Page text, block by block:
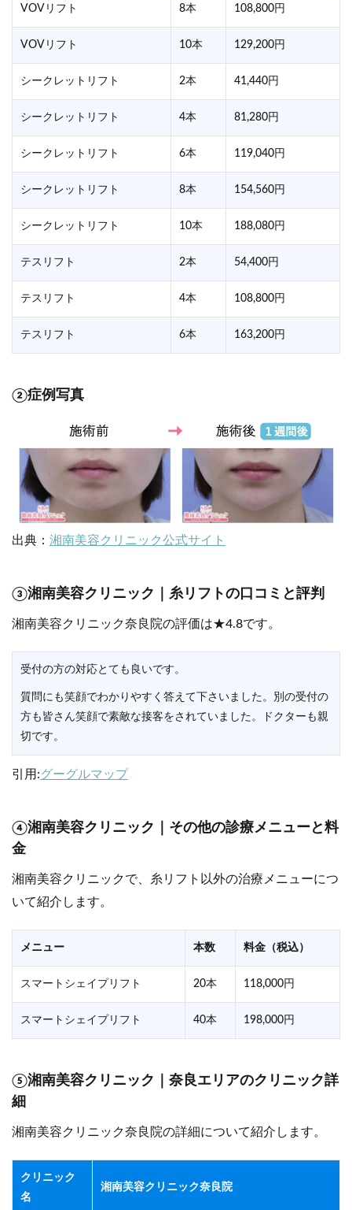
VOVリフト 8本 108,800円
VOVリフト 10本 129,200円
シークレットリフト 2本 41,440円
シークレットリフト 4本 81,280円
シークレットリフト 6本 119,040円
シークレットリフト 8本 154,560円
シークレットリフト 10本 188,080円
テスリフト 2本 54,400円
テスリフト 4本 108,800円
テスリフト 6本 163,200円
②症例写真
出典： 湘南美容クリニック公式サイト
③湘南美容クリニック｜糸リフトの口コミと評判
湘南美容クリニック奈良院の評価は★4.8です。
受付の方の対応とても良いです。
質問にも笑顔でわかりやすく答えて下さいました。別の受付の
方も皆さん笑顔で素敵な接客をされていました。ドクターも親
切です。
引用:グーグルマップ
④湘南美容クリニック｜その他の診療メニューと料
金
湘南美容クリニックで、糸リフト以外の治療メニューにつ
いて紹介します。
メニュー 本数 料金（税込）
スマートシェイプリフト 20本 118,000円
スマートシェイプリフト 40本 198,000円
⑤湘南美容クリニック｜奈良エリアのクリニック詳
細
湘南美容クリニック奈良院の詳細について紹介します。
クリニック
名
湘南美容クリニック奈良院